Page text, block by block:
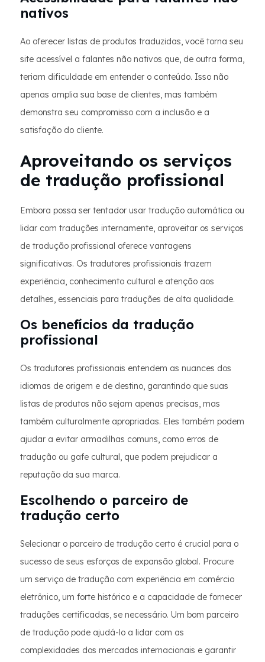
nativos
Ao oferecer listas de produtos traduzidas, você torna seu
site acessível a falantes não nativos que, de outra forma,
teriam dificuldade em entender o conteúdo. Isso não
apenas amplia sua base de clientes, mas também
demonstra seu compromisso com a inclusão e a
satisfação do cliente.
Aproveitando os serviços
de tradução profissional
Embora possa ser tentador usar tradução automática ou
lidar com traduções internamente, aproveitar os serviços
de tradução profissional oferece vantagens
significativas. Os tradutores profissionais trazem
experiência, conhecimento cultural e atenção aos
detalhes, essenciais para traduções de alta qualidade.
Os benefícios da tradução
profissional
Os tradutores profissionais entendem as nuances dos
idiomas de origem e de destino, garantindo que suas
listas de produtos não sejam apenas precisas, mas
também culturalmente apropriadas. Eles também podem
ajudar a evitar armadilhas comuns, como erros de
tradução ou gafe cultural, que podem prejudicar a
reputação da sua marca.
Escolhendo o parceiro de
tradução certo
Selecionar o parceiro de tradução certo é crucial para o
sucesso de seus esforços de expansão global. Procure
um serviço de tradução com experiência em comércio
eletrônico, um forte histórico e a capacidade de fornecer
traduções certificadas, se necessário. Um bom parceiro
de tradução pode ajudá-lo a lidar com as
complexidades dos mercados internacionais e garantir